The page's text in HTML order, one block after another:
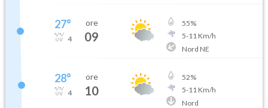
27°
4
ore
09
55%
5-11Km/h
Nord NE
28°
4
ore
10
52%
5-11Km/h
Nord